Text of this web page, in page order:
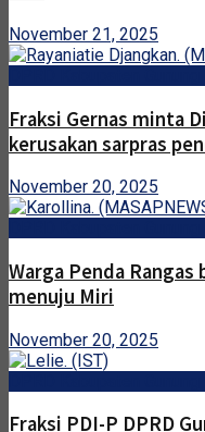
November 21, 2025
Fraksi Gernas minta
kerusakan sarpras
November 20, 2025
Warga Penda Rangas
menuju Miri
November 20, 2025
Fraksi PDI-P DPRD